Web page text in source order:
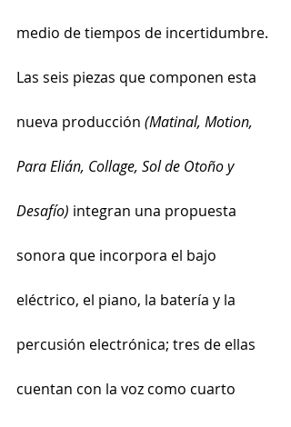
medio de tiempos de incertidumbre.
Las seis piezas que componen esta
nueva producción (Matinal, Motion,
Para Elián, Collage, Sol de Otoño y
Desafío) integran una propuesta
sonora que incorpora el bajo
eléctrico, el piano, la batería y la
percusión electrónica; tres de ellas
cuentan con la voz como cuarto